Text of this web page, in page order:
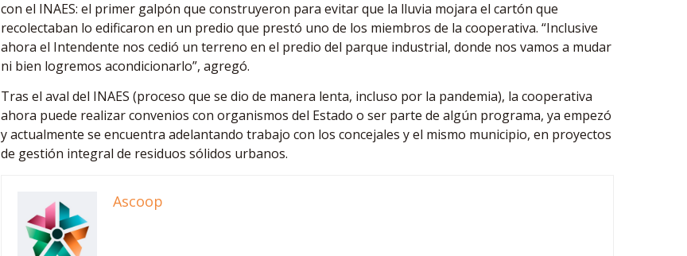
con el INAES: el primer galpón que construyeron para evitar que la lluvia mojara el cartón que
recolectaban lo edificaron en un predio que prestó uno de los miembros de la cooperativa. “Inclusive
ahora el Intendente nos cedió un terreno en el predio del parque industrial, donde nos vamos a mudar
ni bien logremos acondicionarlo”, agregó.
Tras el aval del INAES (proceso que se dio de manera lenta, incluso por la pandemia), la cooperativa
ahora puede realizar convenios con organismos del Estado o ser parte de algún programa, ya empezó
y actualmente se encuentra adelantando trabajo con los concejales y el mismo municipio, en proyectos
de gestión integral de residuos sólidos urbanos.
Ascoop